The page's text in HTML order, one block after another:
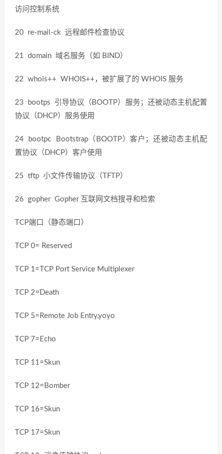
访问控制系统
20 re-mail-ck 远程邮件检查协议
21 domain 域名服务（如 BIND）
22 whois++ WHOIS++，被扩展了的 WHOIS 服务
23 bootps 引导协议（BOOTP）服务；还被动态主机配置
协议（DHCP）服务使用
24 bootpc Bootstrap（BOOTP）客户；还被动态主机配
置协议（DHCP）客户使用
25 tftp 小文件传输协议（TFTP）
26 gopher Gopher 互联网文档搜寻和检索
TCP端口（静态端口）
TCP 0= Reserved
TCP 1=TCP Port Service Multiplexer
TCP 2=Death
TCP 5=Remote Job Entry,yoyo
TCP 7=Echo
TCP 11=Skun
TCP 12=Bomber
TCP 16=Skun
TCP 17=Skun